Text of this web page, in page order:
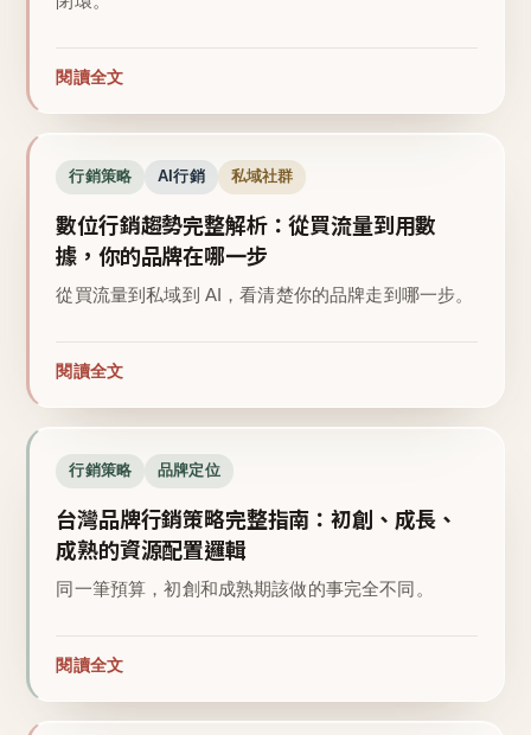
閱讀全文
行銷策略 AI行銷 私域社群
數位行銷趨勢完整解析：從買流量到用數
據，你的品牌在哪一步
從買流量到私域到 AI，看清楚你的品牌走到哪一步。
閱讀全文
行銷策略 品牌定位
台灣品牌行銷策略完整指南：初創、成長、
成熟的資源配置邏輯
同一筆預算，初創和成熟期該做的事完全不同。
閱讀全文